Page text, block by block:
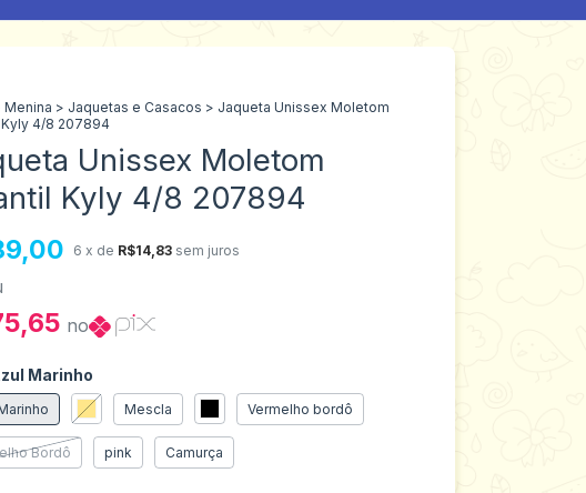
Menina > Jaquetas e Casacos > Jaqueta Unissex Moletom
4/8 207894
Unissex Moletom
Kyly 4/8 207894
6 x de R$14,83 sem juros
no
Marinho
Mescla Vermelho bordô
Bordô pink Camurça